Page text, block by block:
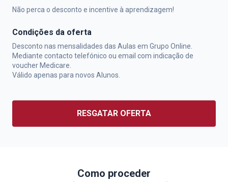
Não perca o desconto e incentive à aprendizagem!
Condições da oferta
Desconto nas mensalidades das Aulas em Grupo Online.
Mediante contacto telefónico ou email com indicação de
voucher Medicare.
Válido apenas para novos Alunos.
RESGATAR OFERTA
Como proceder